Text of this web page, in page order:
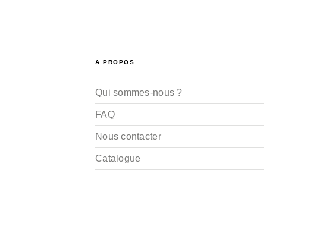
A PROPOS
Qui sommes-nous ?
FAQ
Nous contacter
Catalogue